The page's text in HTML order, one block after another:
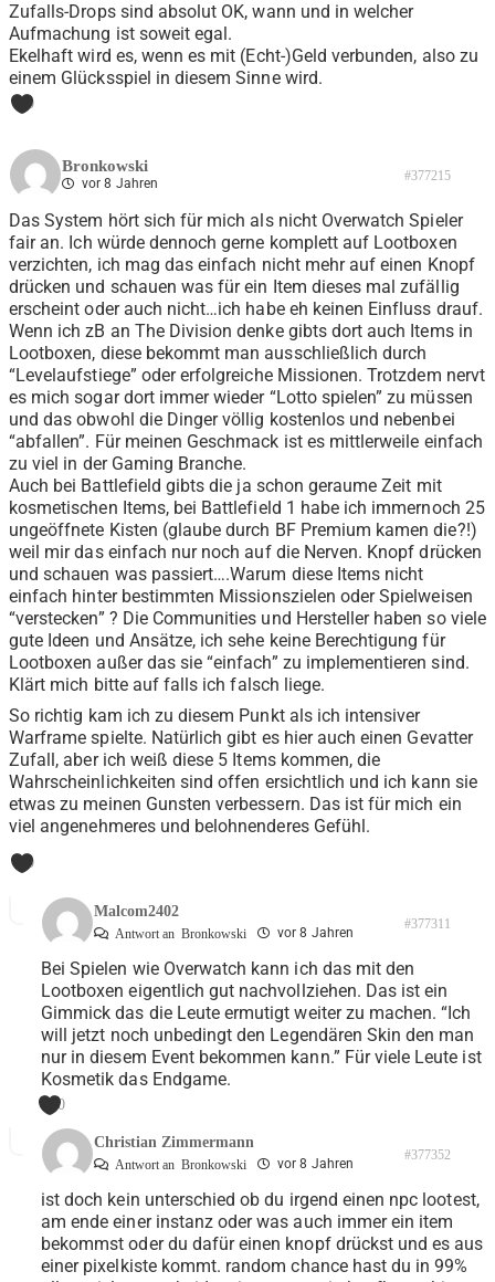
Zufalls-Drops sind absolut OK, wann und in welcher
Aufmachung ist soweit egal.
Ekelhaft wird es, wenn es mit (Echt-)Geld verbunden, also zu
einem Glücksspiel in diesem Sinne wird.
0
Bronkowski
vor 8 Jahren #377215
Das System hört sich für mich als nicht Overwatch Spieler
fair an. Ich würde dennoch gerne komplett auf Lootboxen
verzichten, ich mag das einfach nicht mehr auf einen Knopf
drücken und schauen was für ein Item dieses mal zufällig
erscheint oder auch nicht…ich habe eh keinen Einfluss drauf.
Wenn ich zB an The Division denke gibts dort auch Items in
Lootboxen, diese bekommt man ausschließlich durch
“Levelaufstiege” oder erfolgreiche Missionen. Trotzdem nervt
es mich sogar dort immer wieder “Lotto spielen” zu müssen
und das obwohl die Dinger völlig kostenlos und nebenbei
“abfallen”. Für meinen Geschmack ist es mittlerweile einfach
zu viel in der Gaming Branche.
Auch bei Battlefield gibts die ja schon geraume Zeit mit
kosmetischen Items, bei Battlefield 1 habe ich immernoch 25
ungeöffnete Kisten (glaube durch BF Premium kamen die?!)
weil mir das einfach nur noch auf die Nerven. Knopf drücken
und schauen was passiert….Warum diese Items nicht
einfach hinter bestimmten Missionszielen oder Spielweisen
“verstecken” ? Die Communities und Hersteller haben so viele
gute Ideen und Ansätze, ich sehe keine Berechtigung für
Lootboxen außer das sie “einfach” zu implementieren sind.
Klärt mich bitte auf falls ich falsch liege.
So richtig kam ich zu diesem Punkt als ich intensiver
Warframe spielte. Natürlich gibt es hier auch einen Gevatter
Zufall, aber ich weiß diese 5 Items kommen, die
Wahrscheinlichkeiten sind offen ersichtlich und ich kann sie
etwas zu meinen Gunsten verbessern. Das ist für mich ein
viel angenehmeres und belohnenderes Gefühl.
0
Malcom2402
Antwort an Bronkowski vor 8 Jahren
#377311
Bei Spielen wie Overwatch kann ich das mit den
Lootboxen eigentlich gut nachvollziehen. Das ist ein
Gimmick das die Leute ermutigt weiter zu machen. “Ich
will jetzt noch unbedingt den Legendären Skin den man
nur in diesem Event bekommen kann.” Für viele Leute ist
Kosmetik das Endgame.
0
Christian Zimmermann
Antwort an Bronkowski vor 8 Jahren
#377352
ist doch kein unterschied ob du irgend einen npc lootest,
am ende einer instanz oder was auch immer ein item
bekommst oder du dafür einen knopf drückst und es aus
einer pixelkiste kommt. random chance hast du in 99%